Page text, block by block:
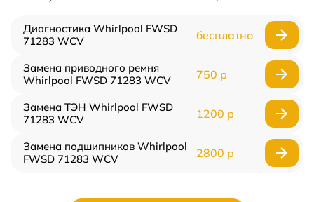
Диагностика Whirlpool FWSD
71283 WCV
бесплатно
Замена приводного ремня
Whirlpool FWSD 71283 WCV
750 р
Замена ТЭН Whirlpool FWSD
71283 WCV
1200 р
Замена подшипников Whirlpool
FWSD 71283 WCV
2800 р